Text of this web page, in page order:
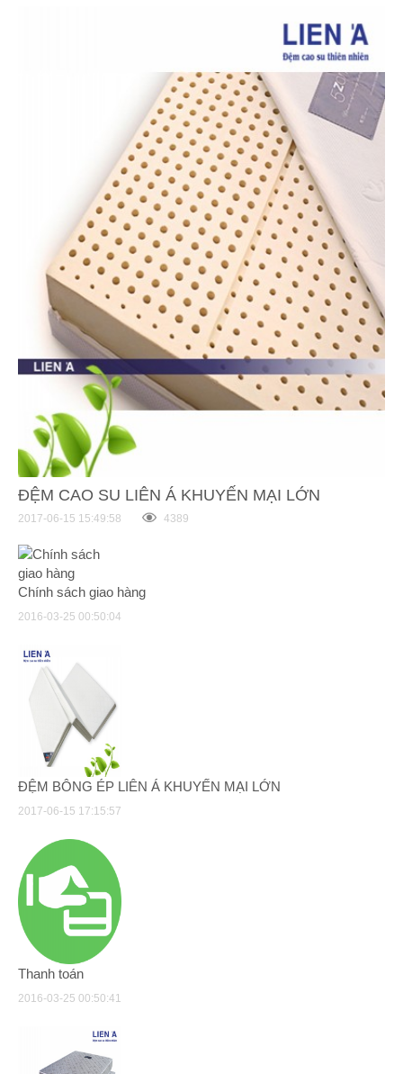
ĐỆM CAO SU LIÊN Á KHUYẾN MẠI LỚN
2017-06-15 15:49:58 4389
Chính sách giao hàng
2016-03-25 00:50:04
ĐỆM BÔNG ÉP LIÊN Á KHUYẾN MẠI LỚN
2017-06-15 17:15:57
Thanh toán
2016-03-25 00:50:41